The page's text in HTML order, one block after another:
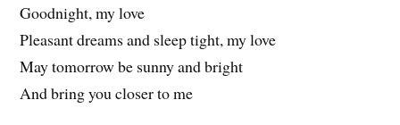
Goodnight, my love
Pleasant dreams and sleep tight, my love
May tomorrow be sunny and bright
And bring you closer to me